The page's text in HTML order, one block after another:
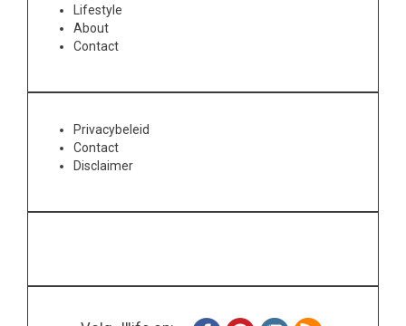
Lifestyle
About
Contact
Privacybeleid
Contact
Disclaimer